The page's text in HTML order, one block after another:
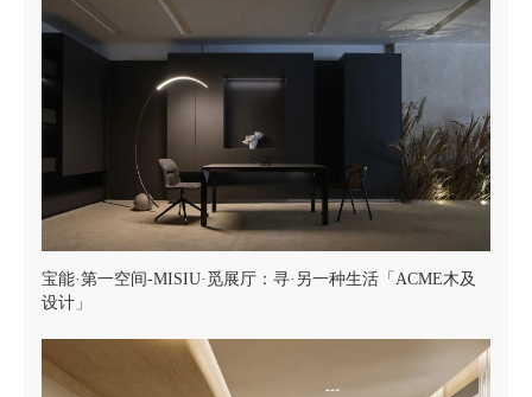
宝能·第一空间-MISIU·觅展厅：寻·另一种生活「ACME木及
设计」